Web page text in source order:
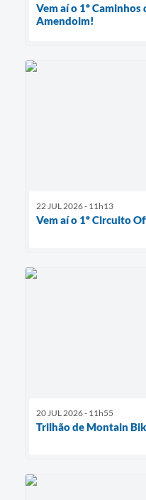
Vem aí o 1º
Amendoim!
22 JUL 2026 - 11h13
Vem aí o 1º Circuito
20 JUL 2026 - 11h55
Trilhão de Montain